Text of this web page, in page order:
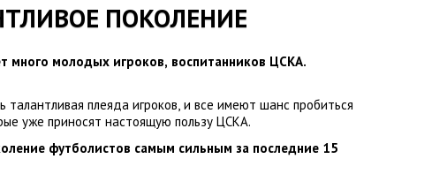
ПОКОЛЕНИЕ
много молодых игроков, воспитанников ЦСКА.
талантливая плеяда игроков, и все имеют шанс пробиться
уже приносят настоящую пользу ЦСКА.
футболистов самым сильным за последние 15